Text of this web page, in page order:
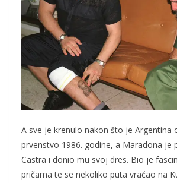
A sve je krenulo nakon što je Argentina
prvenstvo 1986. godine, a Maradona je
Castra i donio mu svoj dres. Bio je
pričama te se nekoliko puta vraćao na